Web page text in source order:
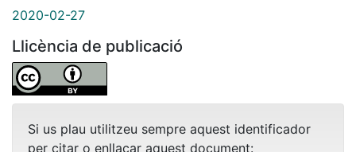
2020-02-27
Llicència de publicació
Si us plau utilitzeu sempre aquest identificador
per citar o enllaçar aquest document: